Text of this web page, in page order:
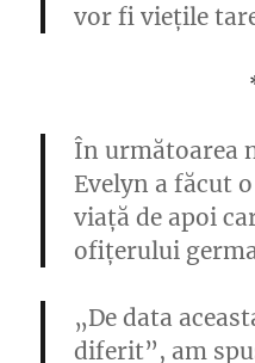
vor fi viețile
În următoarea
Evelyn a făcut
viață de apoi
ofițerului
„De data
diferit”, am